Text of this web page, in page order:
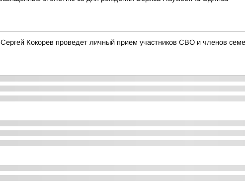
Кокорев проведет личный прием участников СВО и членов